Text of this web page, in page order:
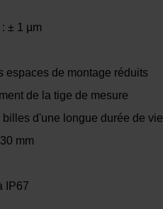
± 1 µm
espaces de montage réduits
de la tige de mesure
d'une longue durée de vie
mm
IP67